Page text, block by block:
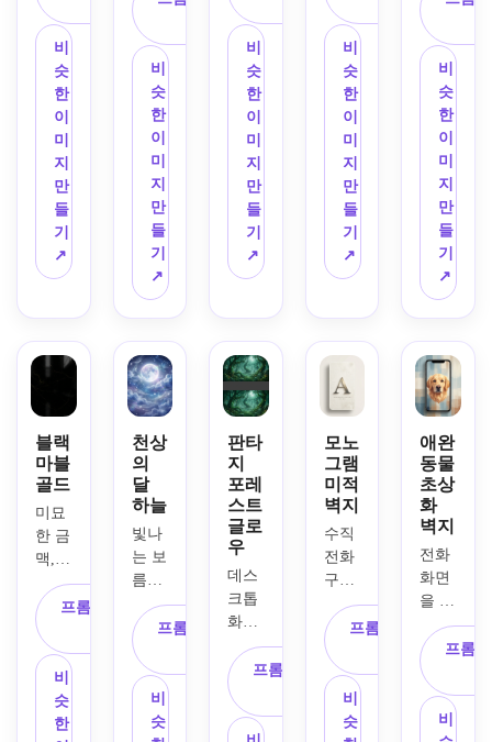
인된
밤의
미래
네온
사이
버 펑
크 도
시,
빛나
는 마
젠타
와 일
릭 블
루 표
지판,
젖은
반사
거리,
우뚝
솟은
홀로
그램
판,
깊은
그림
자,
영화
같은
분위
비
슷
한
이
미
지
만
들
기
↗
래적
인 AI
인터
페이
스 화
면 배
플로
팅 반
투명
홀로
그램
패널,
일렉
트릭
블루
라이
트 트
레일,
세련
된 공
상과
학 대
시보
드 레
웃,
어두
운 무
광택
배경,
미니
비
슷
한
이
미
지
만
들
기
↗
지판,
부드
러운
비,
몽환
적인
거리
반사,
생생
한 파
란색
과 분
팔레
트,
영화
같은
스카
이라
인,
세부
적인
구름,
부드
러운
안개,
광택
있는
일러
스트
레이
션 라
비
슷
한
이
미
지
만
들
기
↗
러운
분홍
색과
라벤
더 팔
레트,
봉제
장난
아늑
한 램
프
깔끔
한 책
상 디
테일,
기발
한 장
식,
매끄
러운
음영,
통풍
이 잘
구성,
부드
러운
하이
라이
비
슷
한
이
미
지
만
들
기
↗
면 사
용을
위한
최소
한의
추상
그라
데이
션 벽
지,
부드
러운
복숭
아,
보라
색,
미드
나잇
블루
사이
의 부
드러
운 흐
르는
전이,
미묘
나는
광채,
우아
하고
깔끔
비
슷
한
이
미
지
만
들
기
↗
블랙
마블
골드
미묘
한 금
맥,
풍부
한 돌
질감,
부드
러운
반사
하이
프롬프트 복
비
슷
한
천상
의
달
하늘
빛나
는 보
름달,
부드
러운
표류
구름,
반짝
이는
프롬프트 복
비
슷
판타
지
포레
스트
글로
우
데스
크톱
화면
을 위
한 매
혹적
인 판
타지
프롬프트 복
모노
그램
미적
벽지
수직
전화
구성,
부드
러운
중립
팔레
트,
프리
프롬프트 복
비
슷
애완
동물
초상
화
벽지
전화
화면
을 위
한 양
식화
된 애
완 동
물 초
프롬
비